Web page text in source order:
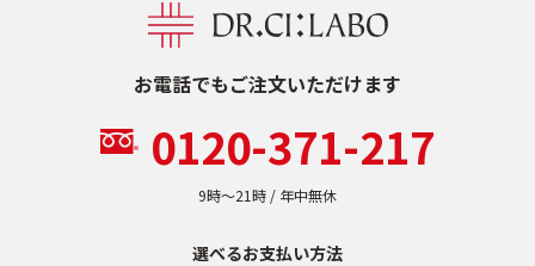
お電話でもご注文いただけます
0120-371-217
9時〜21時 / 年中無休
選べるお支払い方法